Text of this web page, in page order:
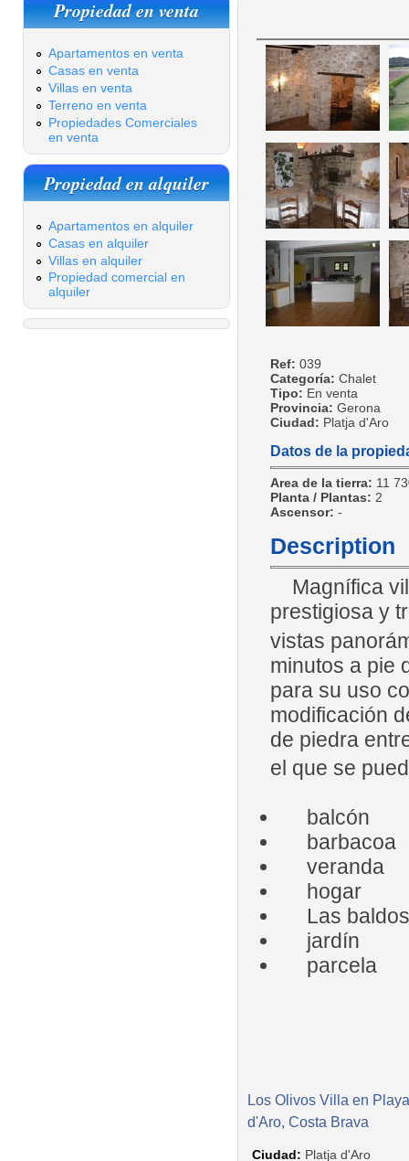
Propiedad en venta
Apartamentos en venta
Casas en venta
Villas en venta
Terreno en venta
Propiedades Comerciales
en venta
Propiedad en alquiler
Apartamentos en alquiler
Casas en alquiler
Villas en alquiler
Propiedad comercial en
alquiler
Ref: 039
Categoría: Chalet
Tipo: En venta
Provincia: Gerona
Ciudad: Platja d'Aro
Datos de la
Area de la tierra: 11
Planta / Plantas: 2
Ascensor: -
Description
Magnífica
prestigiosa y
vistas
minutos a pie
para su uso
modificación
de piedra
el que se
balcón
barbacoa
veranda
hogar
Las
jardín
parcela
Los Olivos Villa en Playa
d'Aro, Costa Brava
Ciudad: Platja d'Aro